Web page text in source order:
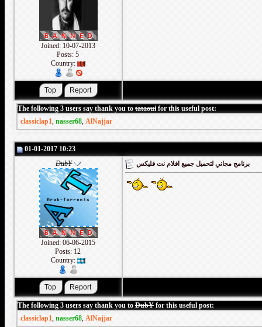
Joined: 10-07-2013
Posts: 5
Country:
The following 3 users say thank you to tataouifor this useful post:
classiclap1, nasser68, AlNajjar
01-01-2017 10:23
DubY
Joined: 06-06-2015
Posts: 12
Country:
برنامج مجاني لتحميل جميع افلام نت فليكس
The following 3 users say thank you to DubY for this useful post:
classiclap1, nasser68, AlNajjar